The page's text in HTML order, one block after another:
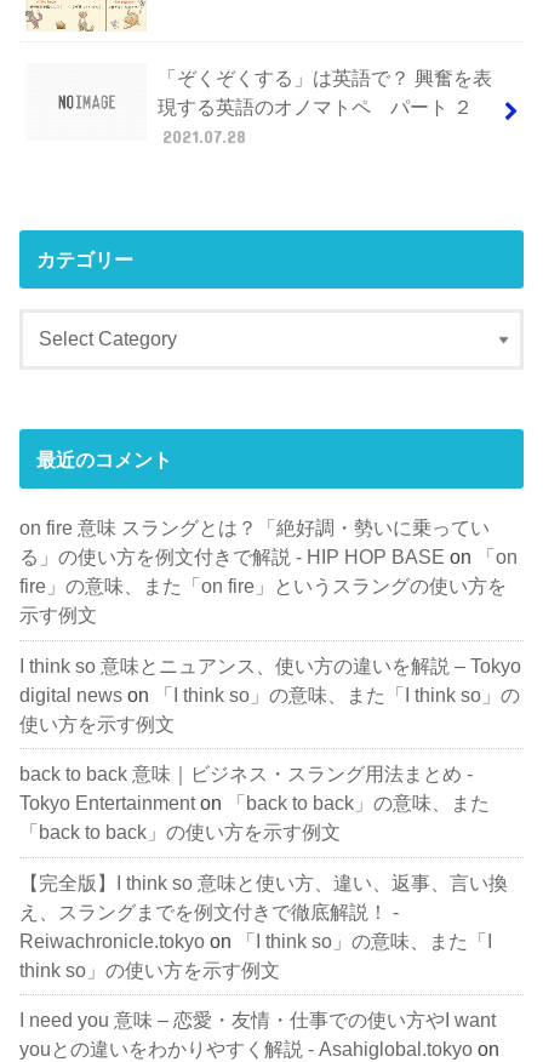
「ぞくぞくする」は英語で？ 興奮を表
現する英語のオノマトペ パート ２
2021.07.28
カテゴリー
最近のコメント
on fire 意味 スラングとは？「絶好調・勢いに乗ってい
る」の使い方を例文付きで解説 - HIP HOP BASE on
「on
fire」の意味、また「on fire」というスラングの使い方を
示す例文
I think so 意味とニュアンス、使い方の違いを解説 – Tokyo
digital news on
「I think so」の意味、また「I think so」の
使い方を示す例文
back to back 意味｜ビジネス・スラング用法まとめ -
Tokyo Entertainmenton
「back to back」の意味、また
「back to back」の使い方を示す例文
【完全版】I think so 意味と使い方、違い、返事、言い換
え、スラングまでを例文付きで徹底解説！ -
Reiwachronicle.tokyo on
「I think so」の意味、また「I
think so」の使い方を示す例文
I need you 意味 – 恋愛・友情・仕事での使い方やI want
youとの違いをわかりやすく解説 - Asahiglobal.tokyo on